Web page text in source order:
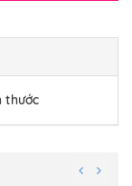
thước